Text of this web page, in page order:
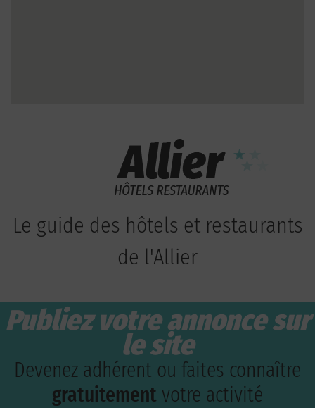
Le guide des hôtels et restaurants
de l'Allier
Publiez votre annonce sur
le site
Devenez adhérent ou faites connaître
gratuitement votre activité